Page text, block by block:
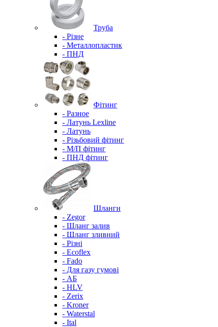
Труба
- Різне
- Металлопластик
- ПНД
Фітинг
- Разное
- Латунь Lexline
- Латунь
- Різьбовий фітинг
- М/П фітинг
- ПНД фітинг
Шланги
- Zegor
- Шланг залив
- Шланг зливний
- Різні
- Ecoflex
- Fado
- Для газу гумові
- АБ
- HLV
- Zerix
- Kroner
- Waterstal
- Ital